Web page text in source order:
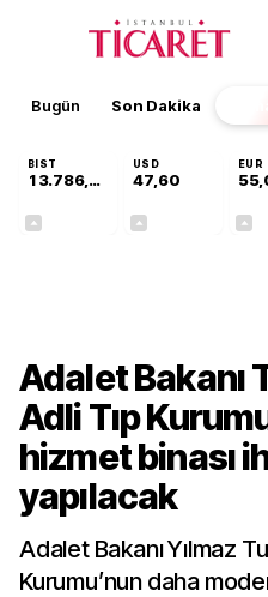
Bugün Son Dakika
BIST
13.786,74
USD
47,60
EUR
Adalet Bakanı
Adli Tıp
hizmet binası
yapılacak
Adalet Bakanı Yılmaz
Kurumu’nun daha